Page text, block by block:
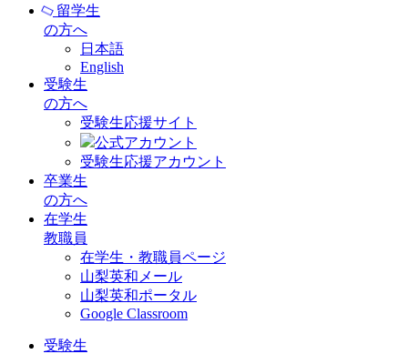
留学生
の方へ
日本語
English
受験生
の方へ
受験生応援サイト
公式アカウント
受験生応援アカウント
卒業生
の方へ
在学生
教職員
在学生・教職員ページ
山梨英和メール
山梨英和ポータル
Google Classroom
受験生